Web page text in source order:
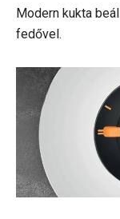
Modern kukta
fedővel.